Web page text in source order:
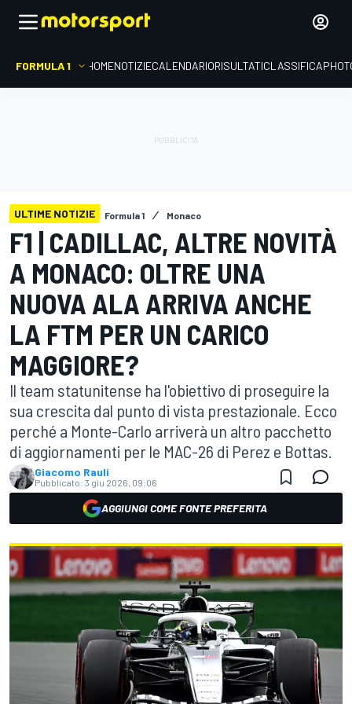
FORMULA 1 HOMENOTIZIECALENDARIORISULTATICLASSIFICA
ULTIME NOTIZIE Formula 1 Monaco
F1 | CADILLAC, ALTRE NOVITÀ
A MONACO: OLTRE UNA
NUOVA ALA ARRIVA ANCHE
LA FTM PER UN CARICO
MAGGIORE?
Il team statunitense ha l'obiettivo di proseguire la
sua crescita dal punto di vista prestazionale. Ecco
perché a Monte-Carlo arriverà un altro pacchetto
di aggiornamenti per le MAC-26 di Perez e Bottas.
Giacomo Rauli
Pubblicato: 3 giu 2026, 09:06
AGGIUNGI COME FONTE PREFERITA